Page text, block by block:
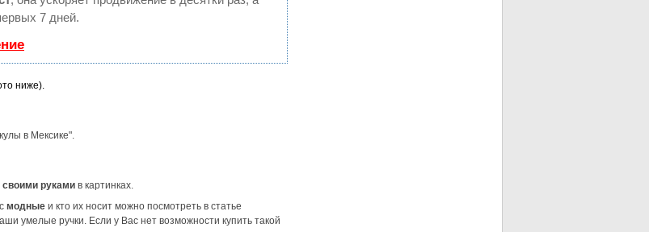
7 дней.
ниже).
в Мексике".
своими руками в картинках.
модные и кто их носит можно посмотреть в статье
умелые ручки. Если у Вас нет возможности купить такой